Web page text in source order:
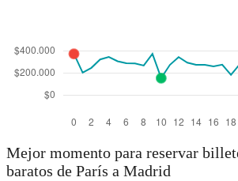
Mejor momento para reservar
baratos de París a Madrid